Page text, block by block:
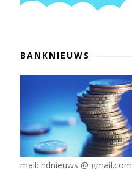
BANKNIEUWS
mail: hdnieuws @ gmail.com